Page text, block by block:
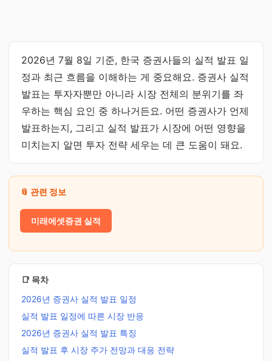
2026년 7월 8일 기준, 한국 증권사들의 실적 발표 일
정과 최근 흐름을 이해하는 게 중요해요. 증권사 실적
발표는 투자자뿐만 아니라 시장 전체의 분위기를 좌
우하는 핵심 요인 중 하나거든요. 어떤 증권사가 언제
발표하는지, 그리고 실적 발표가 시장에 어떤 영향을
미치는지 알면 투자 전략 세우는 데 큰 도움이 돼요.
📎 관련 정보
미래에셋증권 실적
📑 목차
2026년 증권사 실적 발표 일정
실적 발표 일정에 따른 시장 반응
2026년 증권사 실적 발표 특징
실적 발표 후 시장 주가 전망과 대응 전략